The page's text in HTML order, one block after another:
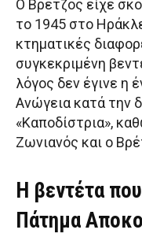
Ο Βρέτζος είχε
το 1945 στο
κτηματικές
συγκεκριμένη
λόγος δεν έγινε
Ανώγεια κατά την
«Καποδίστρια»,
Ζωνιανός και ο
Η βεντέτα
Πάτημα